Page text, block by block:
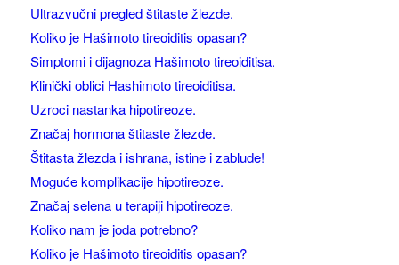
Ultrazvučni pregled štitaste žlezde.
Koliko je Hašimoto tireoiditis opasan?
Simptomi i dijagnoza Hašimoto tireoiditisa.
Klinički oblici Hashimoto tireoiditisa.
Uzroci nastanka hipotireoze.
Značaj hormona štitaste žlezde.
Štitasta žlezda i ishrana, istine i zablude!
Moguće komplikacije hipotireoze.
Značaj selena u terapiji hipotireoze.
Koliko nam je joda potrebno?
Koliko je Hašimoto tireoiditis opasan?